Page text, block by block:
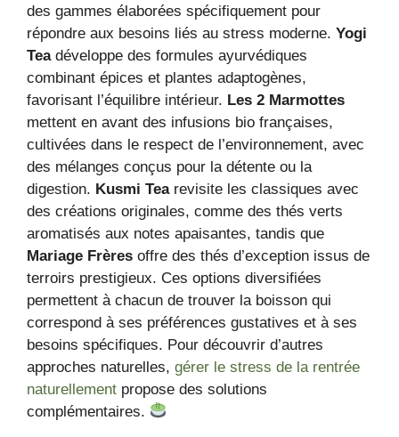
des gammes élaborées spécifiquement pour
répondre aux besoins liés au stress moderne. Yogi
Teadéveloppe des formules ayurvédiques
combinant épices et plantes adaptogènes,
favorisant l’équilibre intérieur. Les 2 Marmottes
mettent en avant des infusions bio françaises,
cultivées dans le respect de l’environnement, avec
des mélanges conçus pour la détente ou la
digestion. Kusmi Tearevisite les classiques avec
des créations originales, comme des thés verts
aromatisés aux notes apaisantes, tandis que
Mariage Frères offre des thés d’exception issus de
terroirs prestigieux. Ces options diversifiées
permettent à chacun de trouver la boisson qui
correspond à ses préférences gustatives et à ses
besoins spécifiques. Pour découvrir d’autres
approches naturelles, gérer le stress de la rentrée
naturellement propose des solutions
complémentaires.